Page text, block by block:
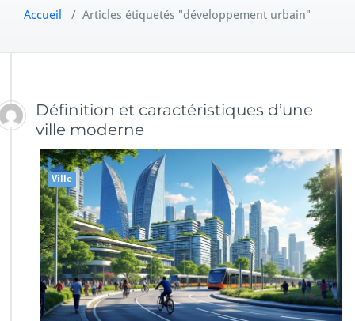
Accueil / Articles étiquetés "développement urbain"
Définition et caractéristiques d’une
ville moderne
Ville